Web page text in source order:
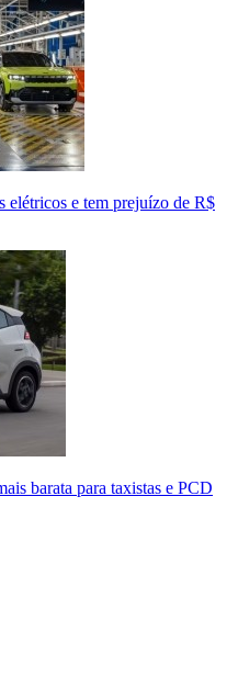
elétricos e tem prejuízo de R$
barata para taxistas e PCD